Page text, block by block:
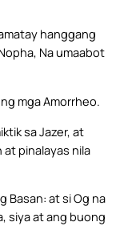
hanggang
Na umaabot
mga Amorrheo.
sa Jazer, at
at pinalayas nila
Basan: at si Og na
siya at ang buong